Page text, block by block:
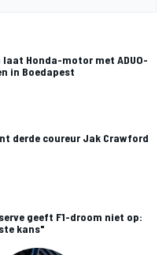
laat Honda-motor met ADUO-
in Boedapest
derde coureur Jak Crawford
geeft F1-droom niet op:
kans"